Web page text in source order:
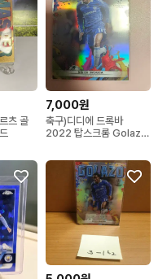
츠 골
7,000원
축구)디디에 드록바
2022 탑스크롬 Golazo